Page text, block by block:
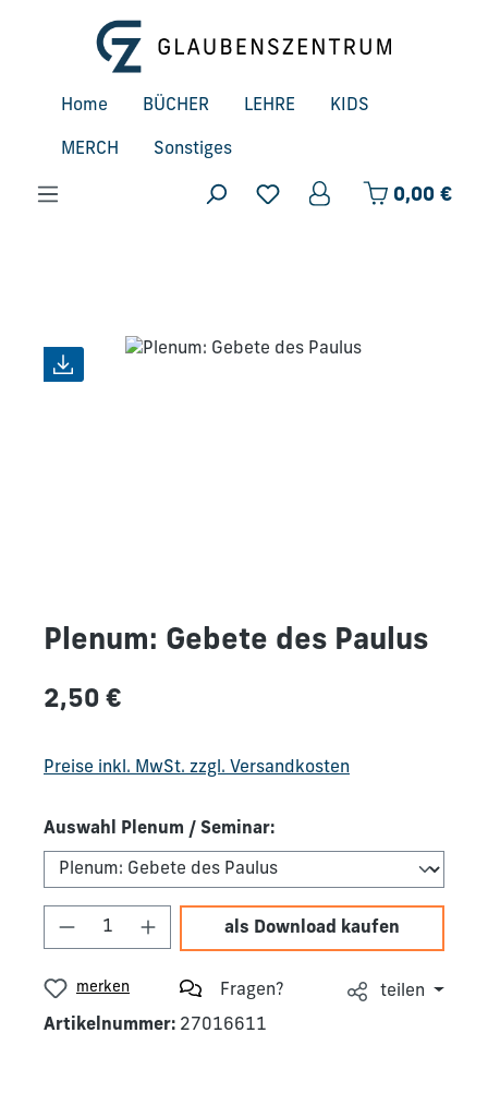
Zum Hauptinhalt springen
Home BÜCHER LEHRE KIDS
MERCH Sonstiges
0,00 €
Plenum: Gebete des Paulus
Regulärer Preis:
2,50 €
Preise inkl. MwSt. zzgl. Versandkosten
Auswahl Plenum / Seminar:
Produkt Anzahl: Gib den gewünschten
als Download kaufen
merken Fragen?
teilen
Artikelnummer: 27016611